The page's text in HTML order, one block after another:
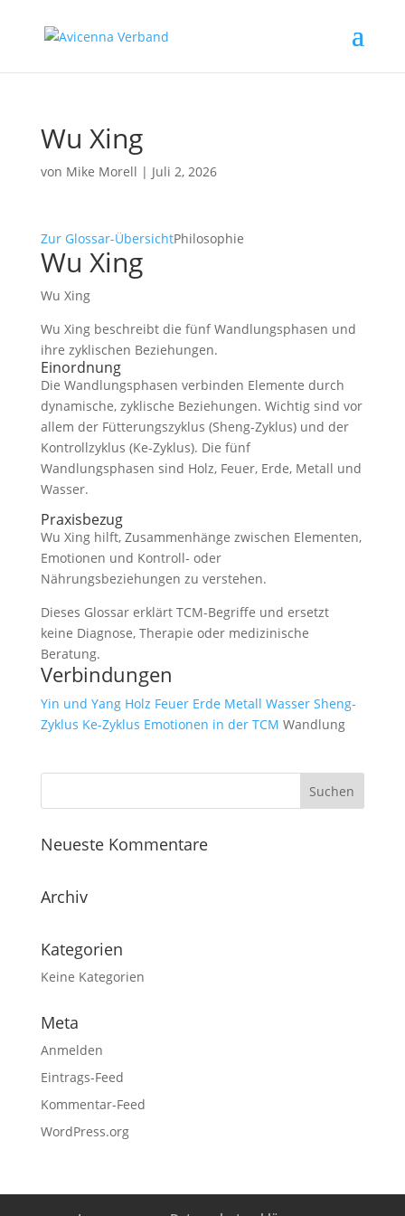
Wu Xing
von Mike Morell | Juli 2, 2026
Zur Glossar-ÜbersichtPhilosophie
Wu Xing
Wu Xing
Wu Xing beschreibt die fünf Wandlungsphasen und
ihre zyklischen Beziehungen.
Einordnung
Die Wandlungsphasen verbinden Elemente durch
dynamische, zyklische Beziehungen. Wichtig sind vor
allem der Fütterungszyklus (Sheng-Zyklus) und der
Kontrollzyklus (Ke-Zyklus). Die fünf
Wandlungsphasen sind Holz, Feuer, Erde, Metall und
Wasser.
Praxisbezug
Wu Xing hilft, Zusammenhänge zwischen Elementen,
Emotionen und Kontroll- oder
Nährungsbeziehungen zu verstehen.
Dieses Glossar erklärt TCM-Begriffe und ersetzt
keine Diagnose, Therapie oder medizinische
Beratung.
Verbindungen
Yin und Yang Holz Feuer Erde Metall Wasser Sheng-
Zyklus Ke-Zyklus Emotionen in der TCM Wandlung
Neueste Kommentare
Archiv
Kategorien
Keine Kategorien
Meta
Anmelden
Eintrags-Feed
Kommentar-Feed
WordPress.org